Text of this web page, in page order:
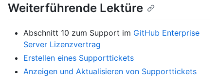
Weiterführende Lektüre
Abschnitt 10 zum Support im GitHub Enterprise
Server Lizenzvertrag
Erstellen eines Supporttickets
Anzeigen und Aktualisieren von Supporttickets